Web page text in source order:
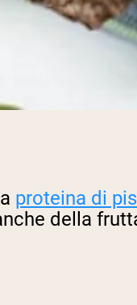
proteina di
della